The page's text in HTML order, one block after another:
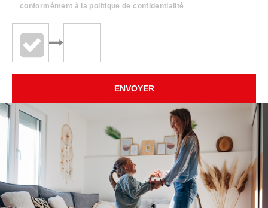
conformément à la politique de confidentialité
ENVOYER